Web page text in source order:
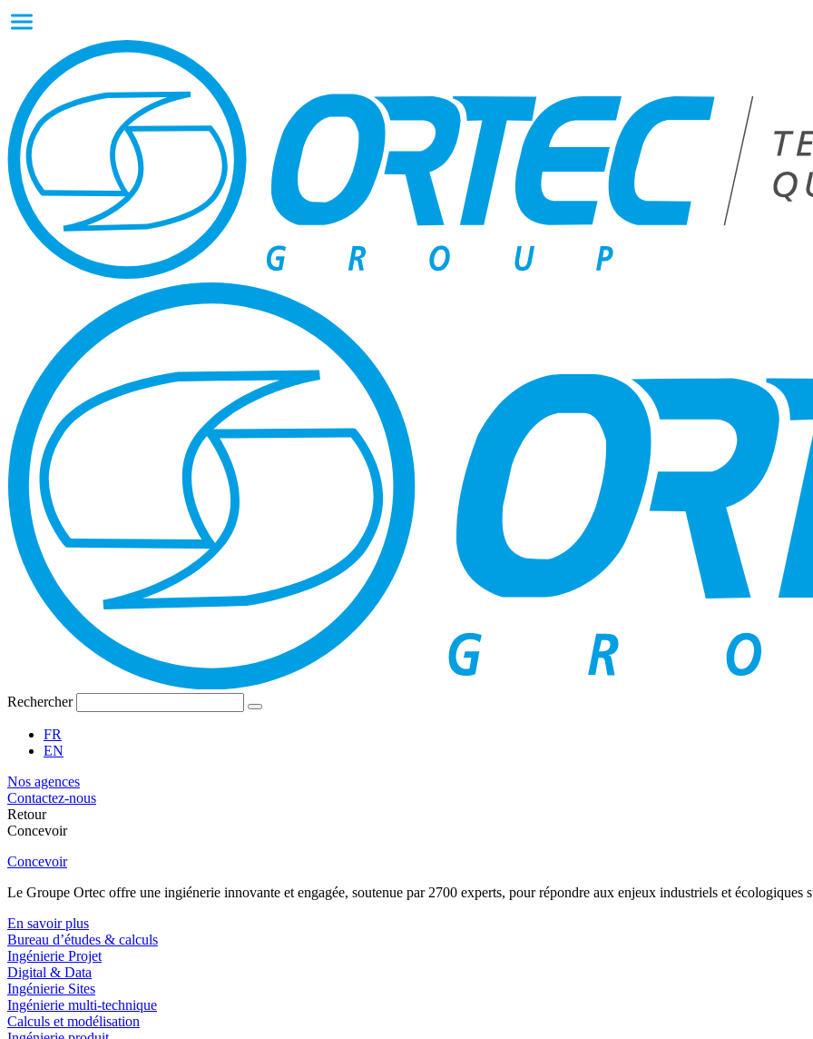
Rechercher
FR
EN
Nos agences
Contactez-nous
Retour
Concevoir
Concevoir
Le Groupe Ortec offre une ingiénerie innovante et engagée, soutenue par 2700 experts, pour répondre aux enjeux industriels et écologiques
En savoir plus
Bureau d’études & calculs
Ingénierie Projet
Digital & Data
Ingénierie Sites
Ingénierie multi-technique
Calculs et modélisation